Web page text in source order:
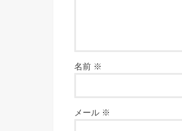
名前 ※
メール ※